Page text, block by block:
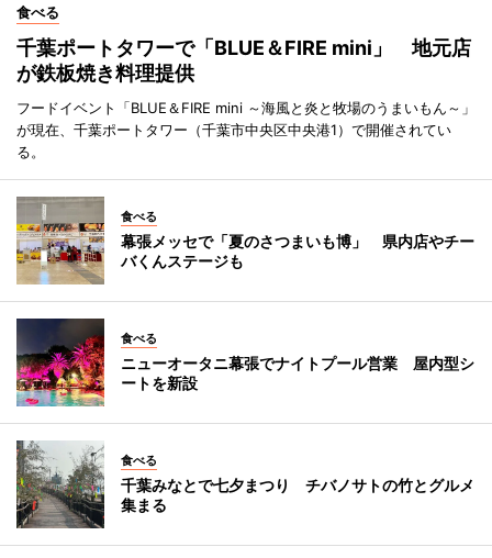
食べる
千葉ポートタワーで「BLUE＆FIRE mini」 地元店
が鉄板焼き料理提供
フードイベント「BLUE＆FIRE mini ～海風と炎と牧場のうまいもん～」
が現在、千葉ポートタワー（千葉市中央区中央港1）で開催されてい
る。
食べる
幕張メッセで「夏のさつまいも博」 県内店やチー
バくんステージも
食べる
ニューオータニ幕張でナイトプール営業 屋内型シ
ートを新設
食べる
千葉みなとで七夕まつり チバノサトの竹とグルメ
集まる